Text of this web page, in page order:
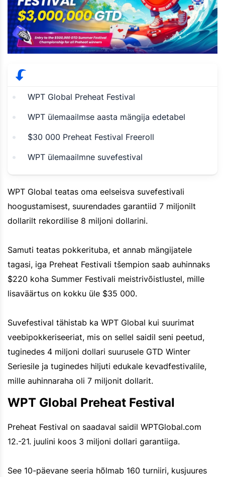
WPT Global Preheat Festival
WPT ülemaailmse aasta mängija edetabel
$30 000 Preheat Festival Freeroll
WPT ülemaailmne suvefestival
WPT Global teatas oma eelseisva suvefestivali
hoogustamisest, suurendades garantiid 7 miljonilt
dollarilt rekordilise 8 miljoni dollarini.
Samuti teatas pokkerituba, et annab mängijatele
tagasi, iga Preheat Festivali tšempion saab auhinnaks
$220 koha Summer Festivali meistrivõistlustel, mille
lisaväärtus on kokku üle $35 000.
Suvefestival tähistab ka WPT Global kui suurimat
veebipokkeriseeriat, mis on sellel saidil seni peetud,
tuginedes 4 miljoni dollari suurusele GTD Winter
Seriesile ja tuginedes hiljuti edukale kevadfestivalile,
mille auhinnaraha oli 7 miljonit dollarit.
WPT Global Preheat Festival
Preheat Festival on saadaval saidil WPTGlobal.com
12.-21. juulini koos 3 miljoni dollari garantiiga.
See 10-päevane seeria hõlmab 160 turniiri, kusjuures